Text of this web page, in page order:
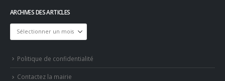
ARCHIVES DES ARTICLES
Archives
des
Politique de confidentialité
Contactez la mairie